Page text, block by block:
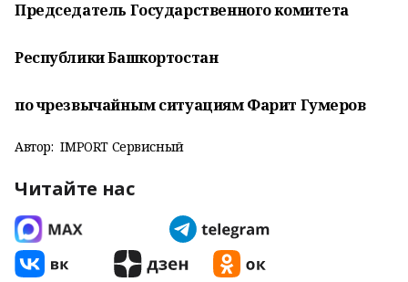
Председатель Государственного комитета
Республики Башкортостан
по чрезвычайным ситуациям Фарит Гумеров
Автор: IMPORT Сервисный
Читайте нас